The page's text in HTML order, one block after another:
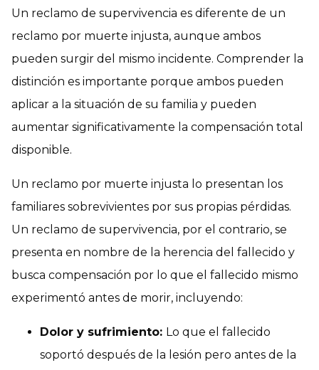
Un reclamo de supervivencia es diferente de un
reclamo por muerte injusta, aunque ambos
pueden surgir del mismo incidente. Comprender la
distinción es importante porque ambos pueden
aplicar a la situación de su familia y pueden
aumentar significativamente la compensación total
disponible.
Un reclamo por muerte injusta lo presentan los
familiares sobrevivientes por sus propias pérdidas.
Un reclamo de supervivencia, por el contrario, se
presenta en nombre de la herencia del fallecido y
busca compensación por lo que el fallecido mismo
experimentó antes de morir, incluyendo:
Dolor y sufrimiento: Lo que el fallecido
soportó después de la lesión pero antes de la